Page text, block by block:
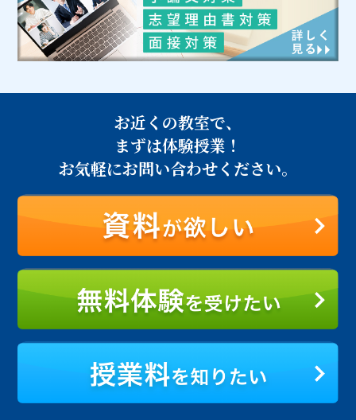
お近くの教室で、
まずは体験授業！
お気軽にお問い合わせください。